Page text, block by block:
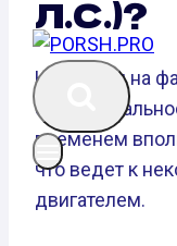
Л.С.)?
Несмотря на
временем
что ведет к
двигателем.